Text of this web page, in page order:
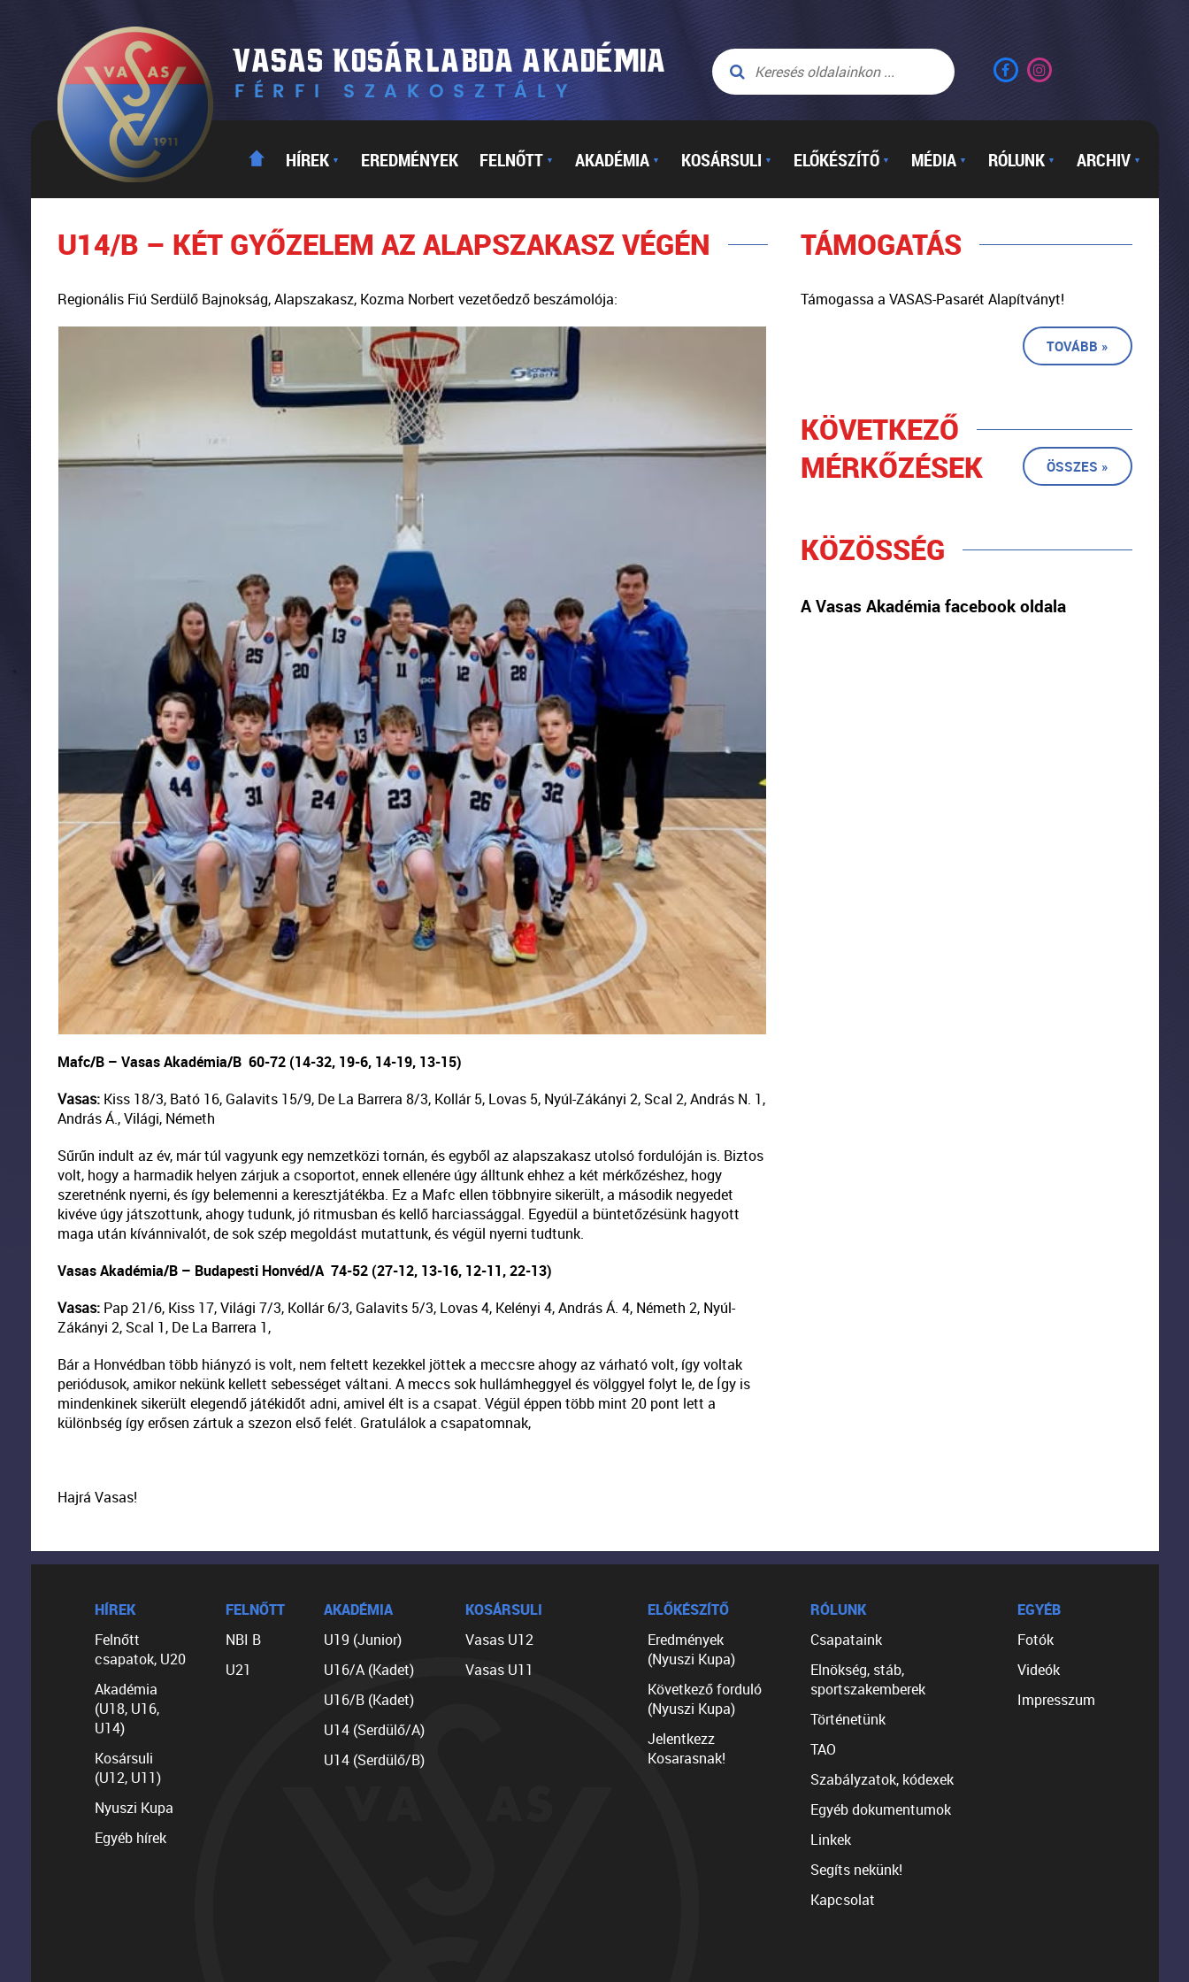
HÍREK ▼ EREDMÉNYEK FELNŐTT ▼ AKADÉMIA ▼ KOSÁRSULI ▼ ELŐKÉSZÍTŐ ▼ MÉDIA ▼ RÓLUNK ▼ ARCHIV ▼
U14/B – KÉT GYŐZELEM AZ ALAPSZAKASZ VÉGÉN
Regionális Fiú Serdülő Bajnokság, Alapszakasz, Kozma Norbert vezetőedző beszámolója:
Mafc/B – Vasas Akadémia/B 60-72 (14-32, 19-6, 14-19, 13-15)
Vasas: Kiss 18/3, Bató 16, Galavits 15/9, De La Barrera 8/3, Kollár 5, Lovas 5, Nyúl-Zákányi 2, Scal 2, András N. 1,
András Á., Világi, Németh
Sűrűn indult az év, már túl vagyunk egy nemzetközi tornán, és egyből az alapszakasz utolsó fordulóján is. Biztos
volt, hogy a harmadik helyen zárjuk a csoportot, ennek ellenére úgy álltunk ehhez a két mérkőzéshez, hogy
szeretnénk nyerni, és így belemenni a keresztjátékba. Ez a Mafc ellen többnyire sikerült, a második negyedet
kivéve úgy játszottunk, ahogy tudunk, jó ritmusban és kellő harciassággal. Egyedül a büntetőzésünk hagyott
maga után kívánnivalót, de sok szép megoldást mutattunk, és végül nyerni tudtunk.
Vasas Akadémia/B – Budapesti Honvéd/A 74-52 (27-12, 13-16, 12-11, 22-13)
Vasas: Pap 21/6, Kiss 17, Világi 7/3, Kollár 6/3, Galavits 5/3, Lovas 4, Kelényi 4, András Á. 4, Németh 2, Nyúl-
Zákányi 2, Scal 1, De La Barrera 1,
Bár a Honvédban több hiányzó is volt, nem feltett kezekkel jöttek a meccsre ahogy az várható volt, így voltak
periódusok, amikor nekünk kellett sebességet váltani. A meccs sok hullámheggyel és völggyel folyt le, de Így is
mindenkinek sikerült elegendő játékidőt adni, amivel élt is a csapat. Végül éppen több mint 20 pont lett a
különbség így erősen zártuk a szezon első felét. Gratulálok a csapatomnak,
Hajrá Vasas!
TÁMOGATÁS
Támogassa a VASAS-Pasarét Alapítványt!
TOVÁBB »
KÖVETKEZŐ
MÉRKŐZÉSEK
ÖSSZES »
KÖZÖSSÉG
A Vasas Akadémia facebook oldala
HÍREK
Felnőtt
csapatok, U20
Akadémia
(U18, U16,
U14)
Kosársuli
(U12, U11)
Nyuszi Kupa
Egyéb hírek
FELNŐTT
NBI B
U21
AKADÉMIA
U19 (Junior)
U16/A (Kadet)
U16/B (Kadet)
U14 (Serdülő/A)
U14 (Serdülő/B)
KOSÁRSULI
Vasas U12
Vasas U11
ELŐKÉSZÍTŐ
Eredmények
(Nyuszi Kupa)
Következő forduló
(Nyuszi Kupa)
Jelentkezz
Kosarasnak!
RÓLUNK
Csapataink
Elnökség, stáb,
sportszakemberek
Történetünk
TAO
Szabályzatok, kódexek
Egyéb dokumentumok
Linkek
Segíts nekünk!
Kapcsolat
EGYÉB
Fotók
Videók
Impresszum